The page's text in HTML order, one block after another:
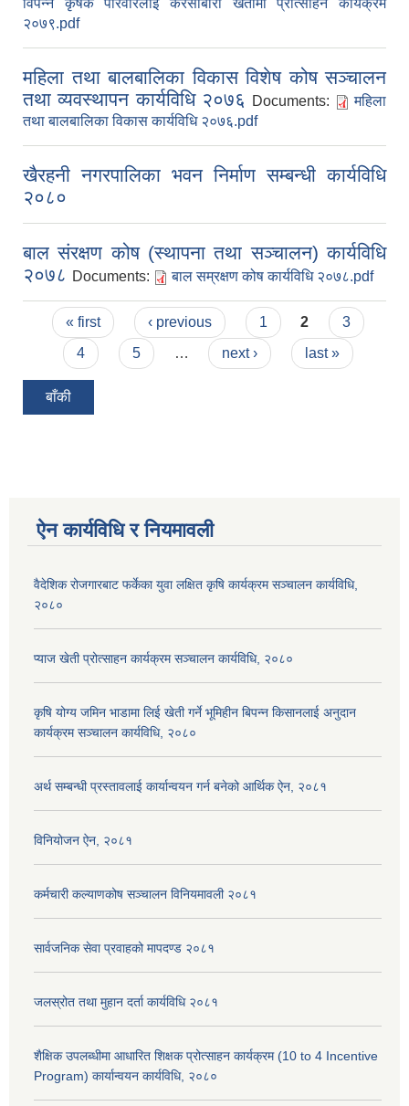
विपन्न कृषक परिवारलाई करेसाबारी खेतीमा प्रोत्साहन कार्यक्रम
२०७९.pdf
महिला तथा बालबालिका विकास विशेष कोष सञ्चालन
तथा व्यवस्थापन कार्यविधि २०७६
Documents:
महिला
तथा बालबालिका विकास कार्यविधि २०७६.pdf
खैरहनी नगरपालिका भवन निर्माण सम्बन्धी कार्यविधि
२०८०
बाल संरक्षण कोष (स्थापना तथा सञ्चालन) कार्यविधि
२०७८ Documents: बाल सम्रक्षण कोष कार्यविधि २०७८.pdf
Pages
« first ‹ previous 1 2
3
4
5 … next › last »
बाँकी
ऐन कार्यविधि र नियमावली
वैदेशिक रोजगारबाट फर्केका युवा लक्षित कृषि कार्यक्रम सञ्चालन कार्यविधि,
२०८०
प्याज खेती प्रोत्साहन कार्यक्रम सञ्चालन कार्यविधि, २०८०
कृषि योग्य जमिन भाडामा लिई खेती गर्ने भूमिहीन बिपन्न किसानलाई अनुदान
कार्यक्रम सञ्चालन कार्यविधि, २०८०
अर्थ सम्बन्धी प्रस्तावलाई कार्यान्वयन गर्न बनेको आर्थिक ऐन, २०८१
विनियोजन ऐन, २०८१
कर्मचारी कल्याणकोष सञ्चालन विनियमावली २०८१
सार्वजनिक सेवा प्रवाहको मापदण्ड २०८१
जलस्रोत तथा मुहान दर्ता कार्यविधि २०८१
शैक्षिक उपलब्धीमा आधारित शिक्षक प्रोत्साहन कार्यक्रम (10 to 4 Incentive
Program) कार्यान्वयन कार्यविधि, २०८०